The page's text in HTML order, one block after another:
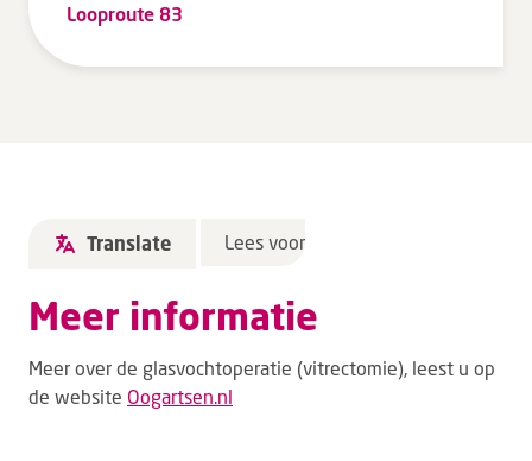
Bezoek
Looproute 83
Translate Lees voor
Meer informatie
Meer over de glasvochtoperatie (vitrectomie), leest u op
de website Oogartsen.nl